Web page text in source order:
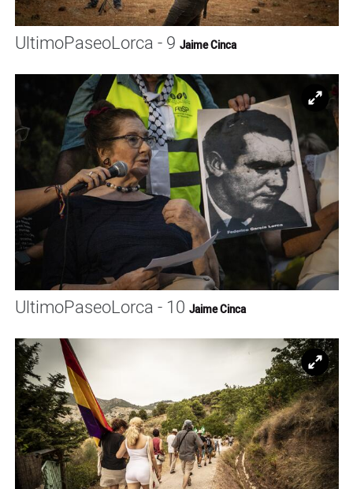
UltimoPaseoLorca - 9 Jaime Cinca
UltimoPaseoLorca - 10 Jaime Cinca